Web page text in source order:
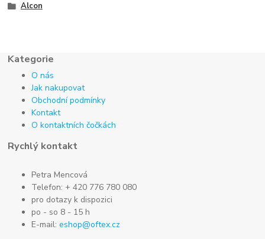
Alcon
Kategorie
O nás
Jak nakupovat
Obchodní podmínky
Kontakt
O kontaktních čočkách
Rychlý kontakt
Petra Mencová
Telefon: + 420 776 780 080
pro dotazy k dispozici
po - so 8 - 15 h
E-mail:eshop@oftex.cz